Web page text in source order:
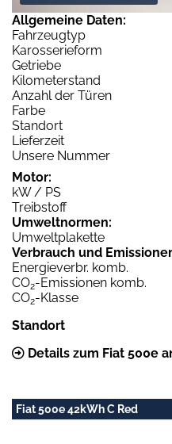
Allgemeine Daten:
Fahrzeugtyp
Karosserieform
Getriebe
Kilometerstand
Anzahl der Türen
Farbe
Standort
Lieferzeit
Unsere Nummer
Motor:
kW / PS
Treibstoff
Umweltnormen:
Umweltplakette
Verbrauch und
Energieverbr. komb.
CO2-Emissionen komb.
CO2-Klasse
Standort
Details zum Fiat 500e
Fiat 500e 42kWh C Red